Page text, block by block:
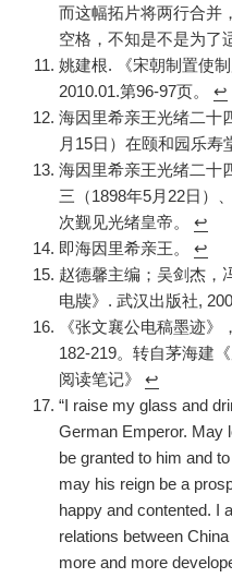
而这幅拓片将两行合并
空格，不知是不是为了
姚建根. 《宋朝制置使
2010.01.第96-97页。↩︎
海因里希亲王光绪二十
月15日）在颐和园乐
海因里希亲王光绪二十
三（1898年5月22日）
次觐见光绪皇帝。↩︎
即海因里希亲王。↩︎
赵德馨主编；吴剑杰，
电牍》. 武汉出版社,
《张文襄公电稿墨迹
182-219。转自茅海建
阅读笔记》↩︎
“I raise my glass and
German Emperor. May
be granted to him and
may his reign be a
happy and contented. I
relations between
more and more